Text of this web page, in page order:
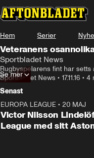
Hem Serier
Veteranens
Sportbladet News
Rugbyspelarens fint har
Sportbladet News • 17.11.16 • 4
Se mer
Senast
EUROPA LEAGUE • 20 MAJ
Victor Nilsson
League med sitt